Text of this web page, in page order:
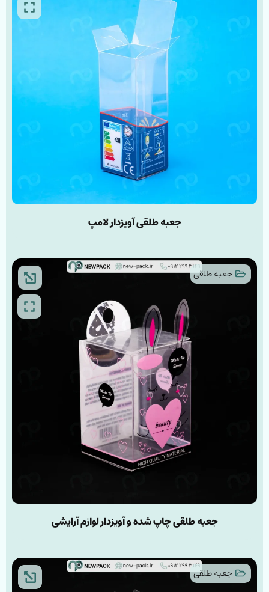
جعبه طلقی آویز‌دار لامپ
جعبه طلقی
جعبه طلقی چاپ شده و آویز‌دار لوازم آرایشی
جعبه طلقی